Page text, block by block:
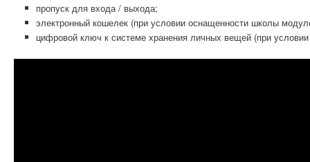
пропуск для входа / выхода;
электронный кошелек (при условии оснащенности школы
цифровой ключ к системе хранения личных вещей (при